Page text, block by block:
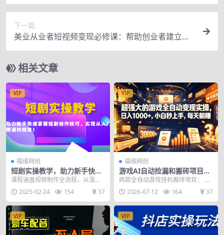
下一篇
美业从业者短视频变现必修课：帮助创业者建立系
统持续运营-价值3990元
相关文章
VIP
福缘网创
短剧实操教学，助力新手快速
掌握短剧创作技巧，实现从入
门到精通的蜕变！
课程涵盖视频制作全流程，从涨
粉、选剧、账号标签检测，到混剪
原创剪辑、剧情拆分重组...
2025-02-24 154 37
VIP
福缘网创
游戏AI自动捡漏和搬砖项目，
全自动挂机，月入稳稳过万，
零风险长期做！
两款全自动游戏挂机搬砖项目： 项
目长期稳定，而且操作简单，小
白，宝妈，想做副业的...
2026-07-12 164 37
VIP VIP